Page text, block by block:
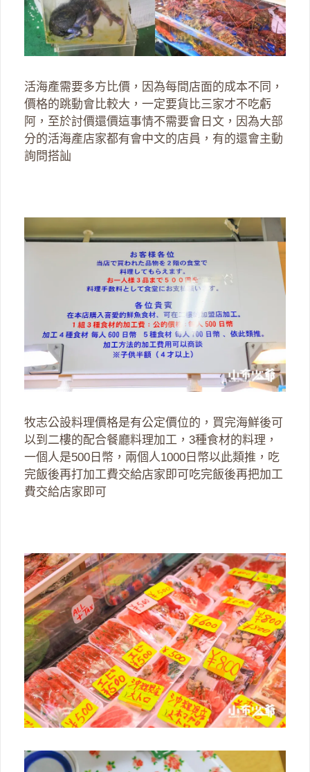
活海產需要多方比價，因為每間店面的成本不同，
價格的跳動會比較大，一定要貨比三家才不吃虧
阿，至於討價還價這事情不需要會日文，因為大部
分的活海產店家都有會中文的店員，有的還會主動
詢問搭訕
牧志公設料理價格是有公定價位的，買完海鮮後可
以到二樓的配合餐廳料理加工，3種食材的料理，
一個人是500日幣，兩個人1000日幣以此類推，吃
完飯後再打加工費交給店家即可吃完飯後再把加工
費交給店家即可